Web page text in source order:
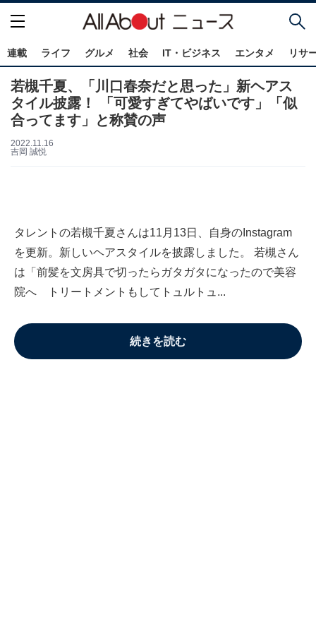
連載 ライフ グルメ 社会 IT・ビジネス エンタメ リサ
若槻千夏、「川口春奈だと思った」新ヘアス
タイル披露！ 「可愛すぎてやばいです」「似
合ってます」と称賛の声
2022.11.16
吉岡 誠悦
タレントの若槻千夏さんは11月13日、自身のInstagram
を更新。新しいヘアスタイルを披露しました。 若槻さん
は「前髪を文房具で切ったらガタガタになったので美容
院へ トリートメントもしてトュルトュ...
続きを読む